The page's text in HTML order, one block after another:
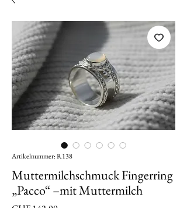
Artikelnummer: R138
Muttermilchschmuck Fingerring
„Pacco“ –mit Muttermilch